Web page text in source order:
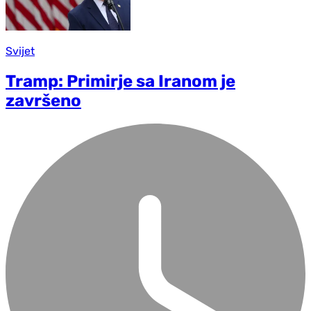
Svijet
Tramp: Primirje sa Iranom je
završeno